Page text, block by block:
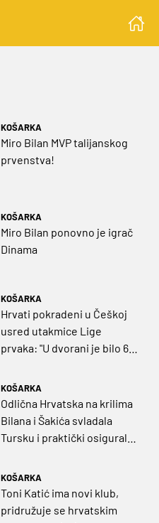
KOŠARKA
Miro Bilan MVP talijanskog
prvenstva!
KOŠARKA
Miro Bilan ponovno je igrač
Dinama
KOŠARKA
Hrvati pokradeni u Češkoj
usred utakmice Lige
prvaka: "U dvorani je bilo 60
KOŠARKA
Odlična Hrvatska na krilima
Bilana i Šakića svladala
Tursku i praktički osigurala
KOŠARKA
Toni Katić ima novi klub,
pridružuje se hrvatskim